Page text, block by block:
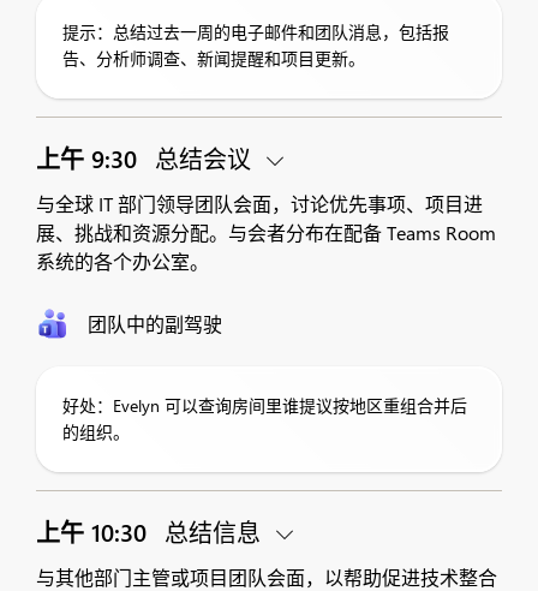
提示：总结过去一周的电子邮件和团队消息，包括报
告、分析师调查、新闻提醒和项目更新。
上午 9:30 总结会议
与全球 IT 部门领导团队会面，讨论优先事项、项目进
展、挑战和资源分配。与会者分布在配备 Teams Room
系统的各个办公室。
团队中的副驾驶
好处：Evelyn 可以查询房间里谁提议按地区重组合并后
的组织。
上午 10:30 总结信息
与其他部门主管或项目团队会面，以帮助促进技术整合